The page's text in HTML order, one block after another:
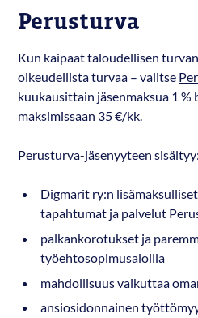
Perusturva
Kun kaipaat taloudellisen
oikeudellista turvaa – valitse
kuukausittain jäsenmaksua 1
maksimissaan 35 €/kk.
Perusturva-jäsenyyteen sisältyy:
Digmarit ry:n
tapahtumat ja palvelut
palkankorotukset ja
työehtosopimusaloilla
mahdollisuus vaikuttaa
ansiosidonnainen